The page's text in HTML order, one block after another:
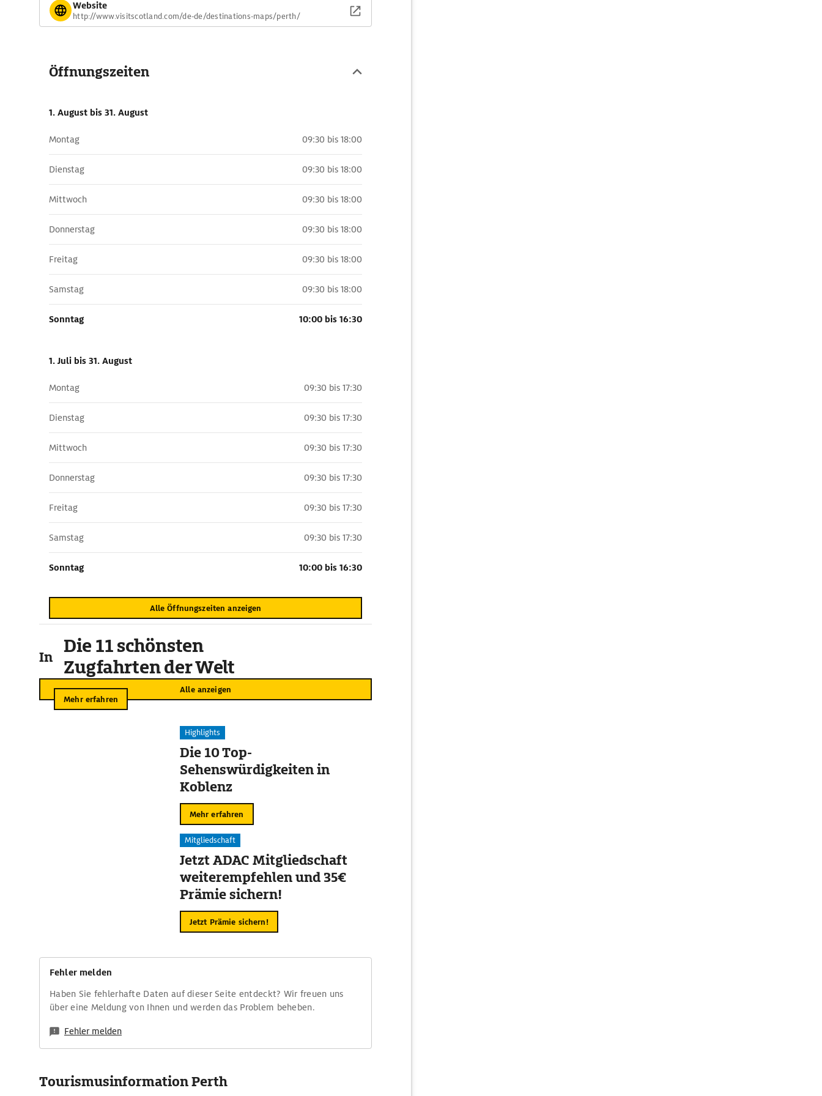
Website
http://www.visitscotland.com/de-de/destinations-maps/perth/
Öffnungszeiten
1. August bis 31. August
Montag 09:30 bis 18:00
Dienstag 09:30 bis 18:00
Mittwoch 09:30 bis 18:00
Donnerstag 09:30 bis 18:00
Freitag 09:30 bis 18:00
Samstag 09:30 bis 18:00
Sonntag 10:00 bis 16:30
1. Juli bis 31. August
Montag 09:30 bis 17:30
Dienstag 09:30 bis 17:30
Mittwoch 09:30 bis 17:30
Donnerstag 09:30 bis 17:30
Freitag 09:30 bis 17:30
Samstag 09:30 bis 17:30
Sonntag 10:00 bis 16:30
Alle Öffnungszeiten anzeigen
In der Umgebung
Alle anzeigen
Die 11 schönsten
Zugfahrten der Welt
Mehr erfahren
Highlights
Die 10 Top-
Sehenswürdigkeiten in
Koblenz
Mehr erfahren
Mitgliedschaft
Jetzt ADAC Mitgliedschaft
weiterempfehlen und 35€
Prämie sichern!
Jetzt Prämie sichern!
Fehler melden
Haben Sie fehlerhafte Daten auf dieser Seite entdeckt? Wir freuen uns
über eine Meldung von Ihnen und werden das Problem beheben.
Fehler melden
Tourismusinformation Perth